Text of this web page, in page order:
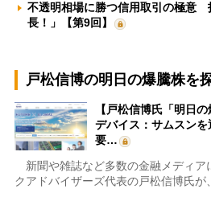
不透明相場に勝つ信用取引の極意
長！」【第9回】
戸松信博の明日の爆騰株を
【戸松信博氏「明日
デバイス：サムスン
要…
新聞や雑誌など多数の金融メディア
クアドバイザーズ代表の戸松信博氏が